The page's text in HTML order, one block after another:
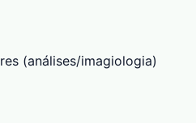
(análises/imagiologia)